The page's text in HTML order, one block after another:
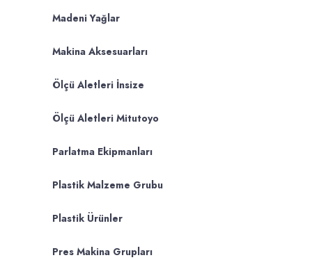
Madeni Yağlar
Makina Aksesuarları
Ölçü Aletleri İnsize
Ölçü Aletleri Mitutoyo
Parlatma Ekipmanları
Plastik Malzeme Grubu
Plastik Ürünler
Pres Makina Grupları